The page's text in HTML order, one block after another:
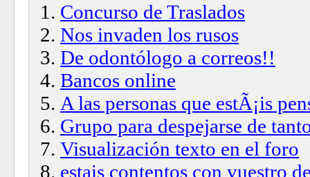
Concurso de Traslados
Nos invaden los rusos
De odontólogo a correos!!
Bancos online
A las personas que estÃ¡is
Grupo para despejarse de
Visualización texto en el foro
estais contentos con vuestro